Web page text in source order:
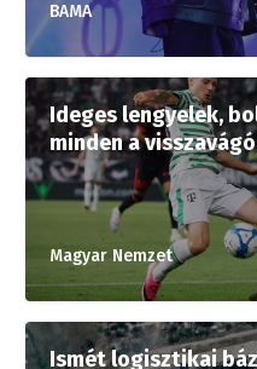
BAMA
Ideges lengyelek,
minden a
Magyar Nemzet
Ismét logisztikai